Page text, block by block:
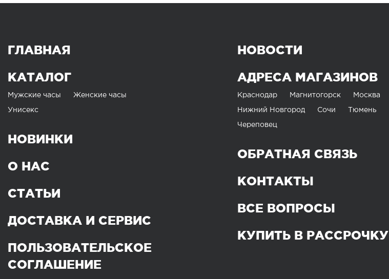
ГЛАВНАЯ
КАТАЛОГ
Мужские часы Женские часы
Унисекс
НОВИНКИ
О НАС
СТАТЬИ
ДОСТАВКА И СЕРВИС
ПОЛЬЗОВАТЕЛЬСКОЕ
СОГЛАШЕНИЕ
НОВОСТИ
АДРЕСА МАГАЗИНОВ
Краснодар Магнитогорск Москва
Нижний Новгород Сочи Тюмень
Череповец
ОБРАТНАЯ СВЯЗЬ
КОНТАКТЫ
ВСЕ ВОПРОСЫ
КУПИТЬ В РАССРОЧКУ